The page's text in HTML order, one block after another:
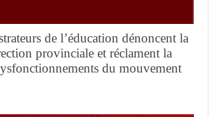
de l’éducation dénoncent la
provinciale et réclament la
du mouvement